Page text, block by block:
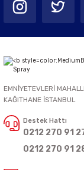
EMNİYETEVLERİ
KAĞITHANE İSTANBUL
Destek Hattı
0212 270 91
0212 270 91